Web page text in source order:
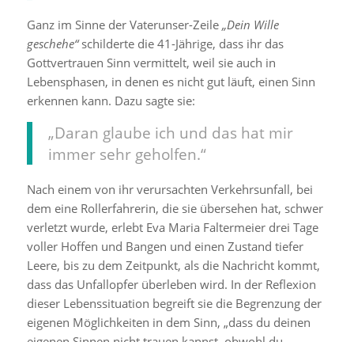
Ganz im Sinne der Vaterunser-Zeile „Dein Wille
geschehe“schilderte die 41-Jährige, dass ihr das
Gottvertrauen Sinn vermittelt, weil sie auch in
Lebensphasen, in denen es nicht gut läuft, einen Sinn
erkennen kann. Dazu sagte sie:
„Daran glaube ich und das hat mir
immer sehr geholfen.“
Nach einem von ihr verursachten Verkehrsunfall, bei
dem eine Rollerfahrerin, die sie übersehen hat, schwer
verletzt wurde, erlebt Eva Maria Faltermeier drei Tage
voller Hoffen und Bangen und einen Zustand tiefer
Leere, bis zu dem Zeitpunkt, als die Nachricht kommt,
dass das Unfallopfer überleben wird. In der Reflexion
dieser Lebenssituation begreift sie die Begrenzung der
eigenen Möglichkeiten in dem Sinn, „dass du deinen